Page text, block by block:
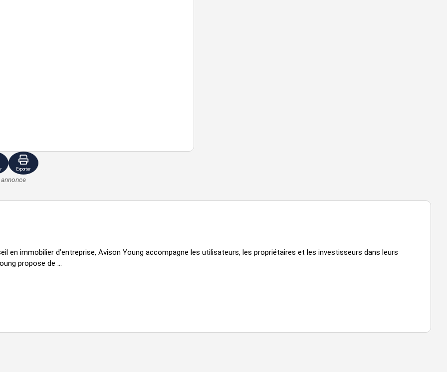
Exporter
en immobilier d’entreprise, Avison Young accompagne les utilisateurs, les propriétaires et les investisseurs dans leurs
propose de ...